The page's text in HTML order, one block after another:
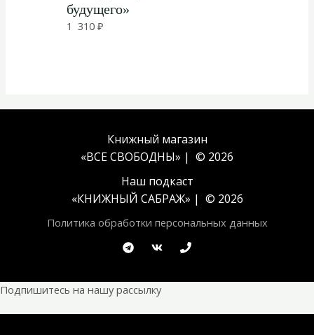
будущего»
1 310₽
Книжный магазин
«ВСЕ СВОБОДНЫ» | © 2026
Наш подкаст
«КНИЖНЫЙ САБРАЖ» | © 2026
Политика обработки персональных данных
Подпишитесь на нашу рассылку